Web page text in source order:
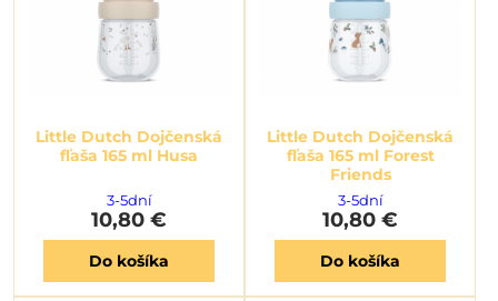
Little Dutch Dojčenská
fľaša 165 ml Husa
3-5dní
10,80 €
Do košíka
Little Dutch Dojčenská
fľaša 165 ml Forest
Friends
3-5dní
10,80 €
Do košíka